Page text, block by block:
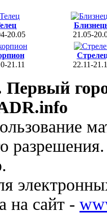
20.05
21.05-
21.11
22.11-
на сайт -